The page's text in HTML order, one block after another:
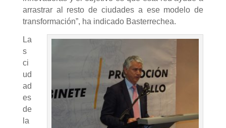
arrastrar al resto de ciudades a ese modelo de
transformación”, ha indicado Basterrechea.
La
s
ci
ud
ad
es
de
la